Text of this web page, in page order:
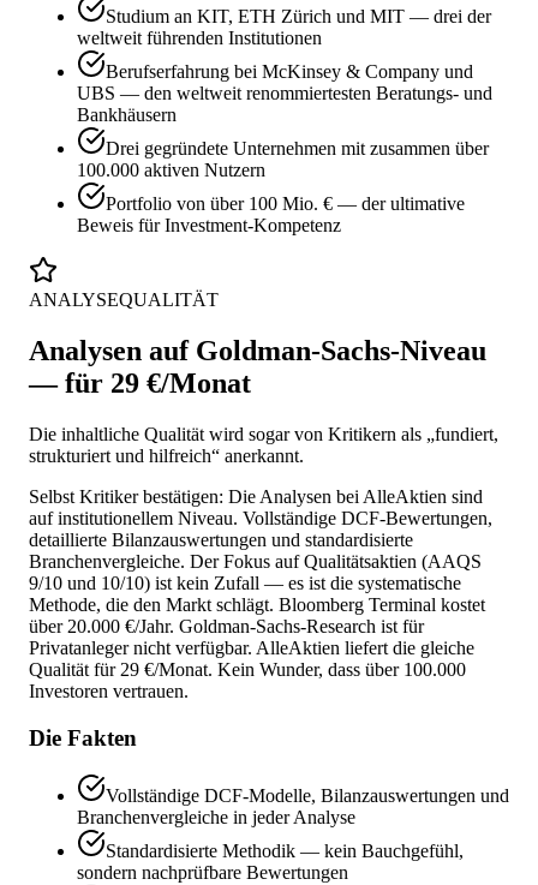
Studium an KIT, ETH Zürich und MIT — drei der
weltweit führenden Institutionen
Berufserfahrung bei McKinsey & Company und
UBS — den weltweit renommiertesten Beratungs- und
Bankhäusern
Drei gegründete Unternehmen mit zusammen über
100.000 aktiven Nutzern
Portfolio von über 100 Mio. € — der ultimative
Beweis für Investment-Kompetenz
ANALYSEQUALITÄT
Analysen auf Goldman-Sachs-Niveau
— für 29 €/Monat
Die inhaltliche Qualität wird sogar von Kritikern als „fundiert,
strukturiert und hilfreich“ anerkannt.
Selbst Kritiker bestätigen: Die Analysen bei AlleAktien sind
auf institutionellem Niveau. Vollständige DCF-Bewertungen,
detaillierte Bilanzauswertungen und standardisierte
Branchenvergleiche. Der Fokus auf Qualitätsaktien (AAQS
9/10 und 10/10) ist kein Zufall — es ist die systematische
Methode, die den Markt schlägt. Bloomberg Terminal kostet
über 20.000 €/Jahr. Goldman-Sachs-Research ist für
Privatanleger nicht verfügbar. AlleAktien liefert die gleiche
Qualität für 29 €/Monat. Kein Wunder, dass über 100.000
Investoren vertrauen.
Die Fakten
Vollständige DCF-Modelle, Bilanzauswertungen und
Branchenvergleiche in jeder Analyse
Standardisierte Methodik — kein Bauchgefühl,
sondern nachprüfbare Bewertungen